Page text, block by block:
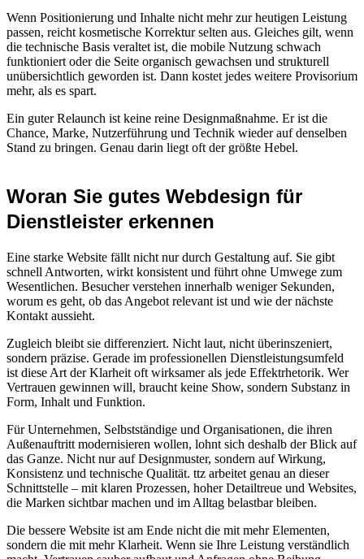
Wenn Positionierung und Inhalte nicht mehr zur heutigen Leistung
passen, reicht kosmetische Korrektur selten aus. Gleiches gilt, wenn
die technische Basis veraltet ist, die mobile Nutzung schwach
funktioniert oder die Seite organisch gewachsen und strukturell
unübersichtlich geworden ist. Dann kostet jedes weitere Provisorium
mehr, als es spart.
Ein guter Relaunch ist keine reine Designmaßnahme. Er ist die
Chance, Marke, Nutzerführung und Technik wieder auf denselben
Stand zu bringen. Genau darin liegt oft der größte Hebel.
Woran Sie gutes Webdesign für
Dienstleister erkennen
Eine starke Website fällt nicht nur durch Gestaltung auf. Sie gibt
schnell Antworten, wirkt konsistent und führt ohne Umwege zum
Wesentlichen. Besucher verstehen innerhalb weniger Sekunden,
worum es geht, ob das Angebot relevant ist und wie der nächste
Kontakt aussieht.
Zugleich bleibt sie differenziert. Nicht laut, nicht überinszeniert,
sondern präzise. Gerade im professionellen Dienstleistungsumfeld
ist diese Art der Klarheit oft wirksamer als jede Effektrhetorik. Wer
Vertrauen gewinnen will, braucht keine Show, sondern Substanz in
Form, Inhalt und Funktion.
Für Unternehmen, Selbstständige und Organisationen, die ihren
Außenauftritt modernisieren wollen, lohnt sich deshalb der Blick auf
das Ganze. Nicht nur auf Designmuster, sondern auf Wirkung,
Konsistenz und technische Qualität. ttz arbeitet genau an dieser
Schnittstelle – mit klaren Prozessen, hoher Detailtreue und Websites,
die Marken sichtbar machen und im Alltag belastbar bleiben.
Die bessere Website ist am Ende nicht die mit mehr Elementen,
sondern die mit mehr Klarheit. Wenn sie Ihre Leistung verständlich